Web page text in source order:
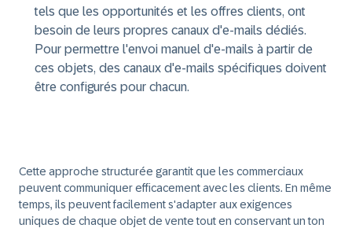
tels que les opportunités et les offres clients, ont
besoin de leurs propres canaux d'e-mails dédiés.
Pour permettre l'envoi manuel d'e-mails à partir de
ces objets, des canaux d'e-mails spécifiques doivent
être configurés pour chacun.
Cette approche structurée garantit que les commerciaux
peuvent communiquer efficacement avec les clients. En même
temps, ils peuvent facilement s'adapter aux exigences
uniques de chaque objet de vente tout en conservant un ton